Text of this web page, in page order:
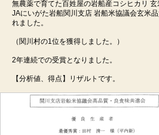
無農薬で育てた百姓屋の岩船産コシヒカリ 玄
JAにいがた岩船関川支店 岩船米協議会玄米
れました。
（関川村の1位を獲得しました。）
2年連続での受賞となりました。
【分析値、得点】リザルトです。